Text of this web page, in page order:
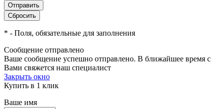
* - Поля, обязательные для заполнения
Сообщение отправлено
Ваше сообщение успешно отправлено. В ближайшее время с
Вами свяжется наш специалист
Закрыть окно
Купить в 1 клик
Ваше имя